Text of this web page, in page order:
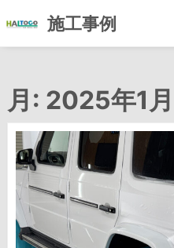
ン
施工事例
月: 2025年1月